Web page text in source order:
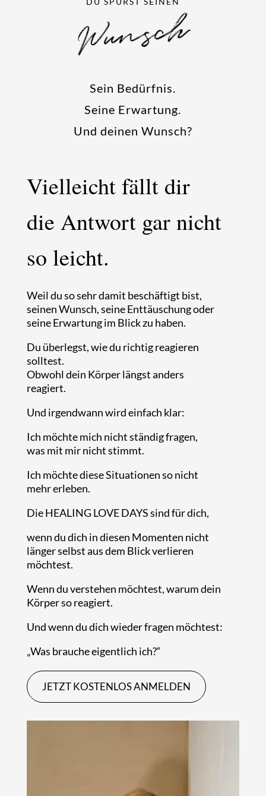
Wunsch
Sein Bedürfnis.
Seine Erwartung.
Und deinen Wunsch?
Vielleicht fällt dir
die Antwort gar nicht
so leicht.
Weil du so sehr damit beschäftigt bist,
seinen Wunsch, seine Enttäuschung oder
seine Erwartung im Blick zu haben.
Du überlegst, wie du richtig reagieren
solltest.
Obwohl dein Körper längst anders
reagiert.
Und irgendwann wird einfach klar:
Ich möchte mich nicht ständig fragen,
was mit mir nicht stimmt.
Ich möchte diese Situationen so nicht
mehr erleben.
Die HEALING LOVE DAYS sind für dich,
wenn du dich in diesen Momenten nicht
länger selbst aus dem Blick verlieren
möchtest.
Wenn du verstehen möchtest, warum dein
Körper so reagiert.
Und wenn du dich wieder fragen möchtest:
„Was brauche eigentlich ich?“
JETZT KOSTENLOS ANMELDEN